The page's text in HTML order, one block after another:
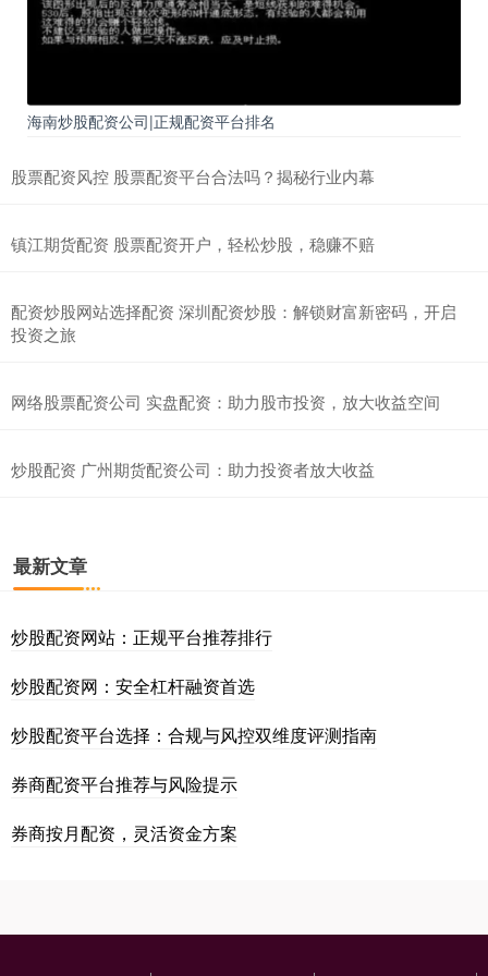
海南炒股配资公司|正规配资平台排名
股票配资风控 股票配资平台合法吗？揭秘行业内幕
镇江期货配资 股票配资开户，轻松炒股，稳赚不赔
配资炒股网站选择配资 深圳配资炒股：解锁财富新密码，开启
投资之旅
网络股票配资公司 实盘配资：助力股市投资，放大收益空间
炒股配资 广州期货配资公司：助力投资者放大收益
最新文章
炒股配资网站：正规平台推荐排行
炒股配资网：安全杠杆融资首选
炒股配资平台选择：合规与风控双维度评测指南
券商配资平台推荐与风险提示
券商按月配资，灵活资金方案